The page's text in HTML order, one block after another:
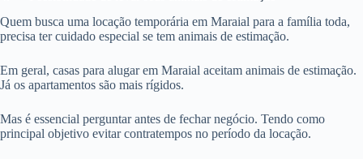
Quem busca uma locação temporária em Maraial para a família toda,
precisa ter cuidado especial se tem animais de estimação.
Em geral, casas para alugar em Maraial aceitam animais de estimação.
Já os apartamentos são mais rígidos.
Mas é essencial perguntar antes de fechar negócio. Tendo como
principal objetivo evitar contratempos no período da locação.